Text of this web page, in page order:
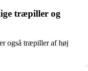
træpiller og
også træpiller af høj